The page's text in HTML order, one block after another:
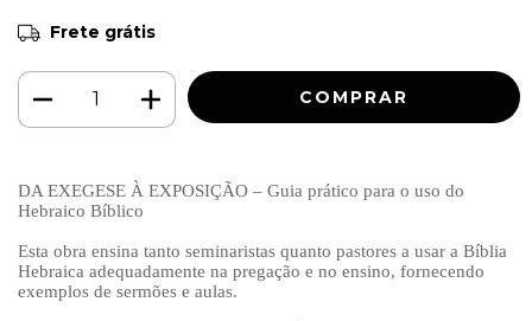
Frete grátis
DA EXEGESE À EXPOSIÇÃO – Guia prático para o uso do
Hebraico Bíblico
Esta obra ensina tanto seminaristas quanto pastores a usar a Bíblia
Hebraica adequadamente na pregação e no ensino, fornecendo
exemplos de sermões e aulas.